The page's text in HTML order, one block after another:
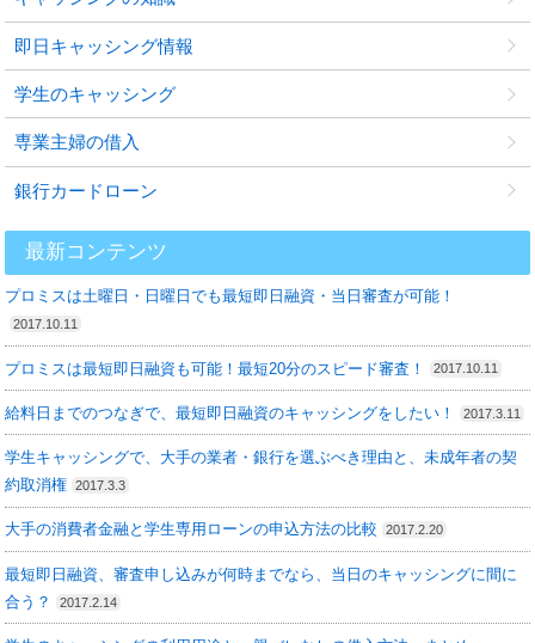
即日キャッシング情報
学生のキャッシング
専業主婦の借入
銀行カードローン
最新コンテンツ
プロミスは土曜日・日曜日でも最短即日融資・当日審査が可能！
2017.10.11
プロミスは最短即日融資も可能！最短20分のスピード審査！ 2017.10.11
給料日までのつなぎで、最短即日融資のキャッシングをしたい！ 2017.3.11
学生キャッシングで、大手の業者・銀行を選ぶべき理由と、未成年者の契
約取消権 2017.3.3
大手の消費者金融と学生専用ローンの申込方法の比較 2017.2.20
最短即日融資、審査申し込みが何時までなら、当日のキャッシングに間に
合う？
2017.2.14